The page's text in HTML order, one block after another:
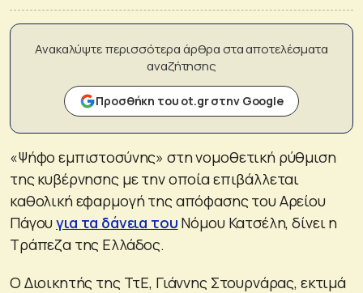
Ανακαλύψτε περισσότερα άρθρα στα αποτελέσματα
αναζήτησης
Προσθήκη του ot.gr στην Google
«Ψήφο εμπιστοσύνης» στη νομοθετική ρύθμιση
της κυβέρνησης με την οποία επιβάλλεται
καθολική εφαρμογή της απόφασης του Αρείου
Πάγουγια τα δάνεια του Νόμου Κατσέλη, δίνει η
Τράπεζα της Ελλάδος.
Ο Διοικητής της ΤτΕ, Γιάννης Στουρνάρας, εκτιμά